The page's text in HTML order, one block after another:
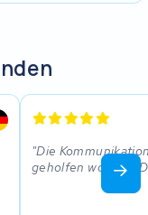
Die
geholfen worden.